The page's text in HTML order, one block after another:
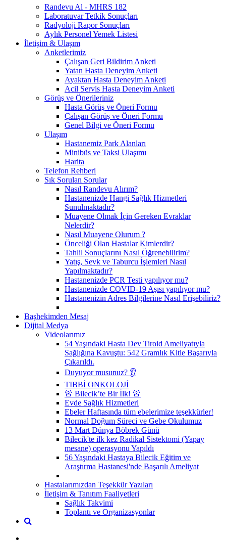
Randevu Al - MHRS 182
Laboratuvar Tetkik Sonuçları
Radyoloji Rapor Sonuçları
Aylık Personel Yemek Listesi
İletişim & Ulaşım
Anketlerimiz
Çalışan Geri Bildirim Anketi
Yatan Hasta Deneyim Anketi
Ayaktan Hasta Deneyim Anketi
Acil Servis Hasta Deneyim Anketi
Görüş ve Önerileriniz
Hasta Görüş ve Öneri Formu
Çalışan Görüş ve Öneri Formu
Genel Bilgi ve Öneri Formu
Ulaşım
Hastanemiz Park Alanları
Minibüs ve Taksi Ulaşımı
Harita
Telefon Rehberi
Sık Sorulan Sorular
Nasıl Randevu Alırım?
Hastanenizde Hangi Sağlık Hizmetleri
Sunulmaktadır?
Muayene Olmak İçin Gereken Evraklar
Nelerdir?
Nasıl Muayene Olurum ?
Önceliği Olan Hastalar Kimlerdir?
Tahlil Sonuçlarını Nasıl Öğrenebilirim?
Yatış, Sevk ve Taburcu İşlemleri Nasıl
Yapılmaktadır?
Hastanenizde PCR Testi yapılıyor mu?
Hastanenizde COVID-19 Aşısı yapılıyor mu?
Hastanenizin Adres Bilgilerine Nasıl Erişebiliriz?
Başhekimden Mesaj
Dijital Medya
Videolarımız
54 Yaşındaki Hasta Dev Tiroid Ameliyatıyla
Sağlığına Kavuştu: 542 Gramlık Kitle Başarıyla
Çıkarıldı.
Duyuyor musunuz? 👂
TIBBİ ONKOLOJİ
🚨 Bilecik’te Bir İlk! 🚨
Evde Sağlık Hizmetleri
Ebeler Haftasında tüm ebelerimize teşekkürler!
Normal Doğum Süreci ve Gebe Okulumuz
13 Mart Dünya Böbrek Günü
Bilecik'te ilk kez Radikal Sistektomi (Yapay
mesane) operasyonu Yapıldı
56 Yaşındaki Hastaya Bilecik Eğitim ve
Araştırma Hastanesi'nde Başarılı Ameliyat
Hastalarımızdan Teşekkür Yazıları
İletişim & Tanıtım Faaliyetleri
Sağlık Takvimi
Toplantı ve Organizasyonlar